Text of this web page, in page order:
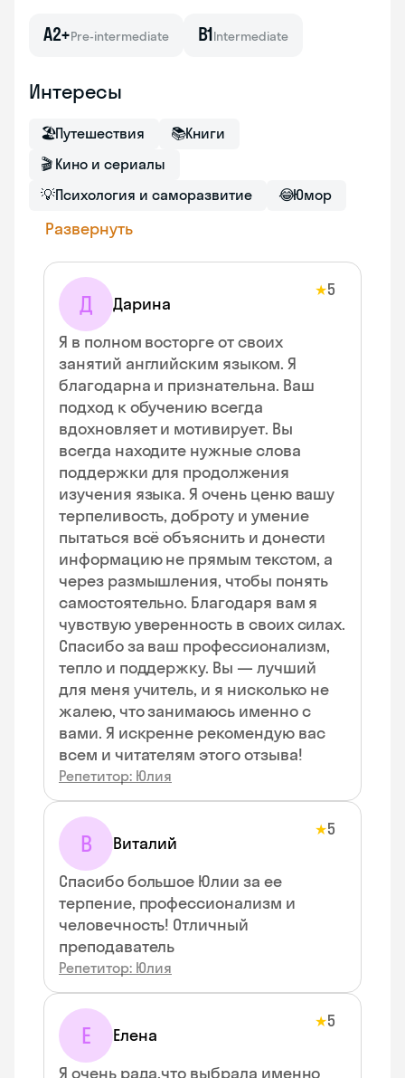
A2+Pre-intermediate B1Intermediate
Интересы
🏖Путешествия 📚Книги
🎬 Кино и сериалы
💡Психология и саморазвитие 😂Юмор
Развернуть
Д Дарина
★5
Я в полном восторге от своих
занятий английским языком. Я
благодарна и признательна. Ваш
подход к обучению всегда
вдохновляет и мотивирует. Вы
всегда находите нужные слова
поддержки для продолжения
изучения языка. Я очень ценю вашу
терпеливость, доброту и умение
пытаться всё объяснить и донести
информацию не прямым текстом, а
через размышления, чтобы понять
самостоятельно. Благодаря вам я
чувствую уверенность в своих силах.
Спасибо за ваш профессионализм,
тепло и поддержку. Вы — лучший
для меня учитель, и я нисколько не
жалею, что занимаюсь именно с
вами. Я искренне рекомендую вас
всем и читателям этого отзыва!
Репетитор: Юлия
В Виталий
★5
Спасибо большое Юлии за ее
терпение, профессионализм и
человечность! Отличный
преподаватель
Репетитор: Юлия
Е Елена
★5
Я очень рада,что выбрала именно